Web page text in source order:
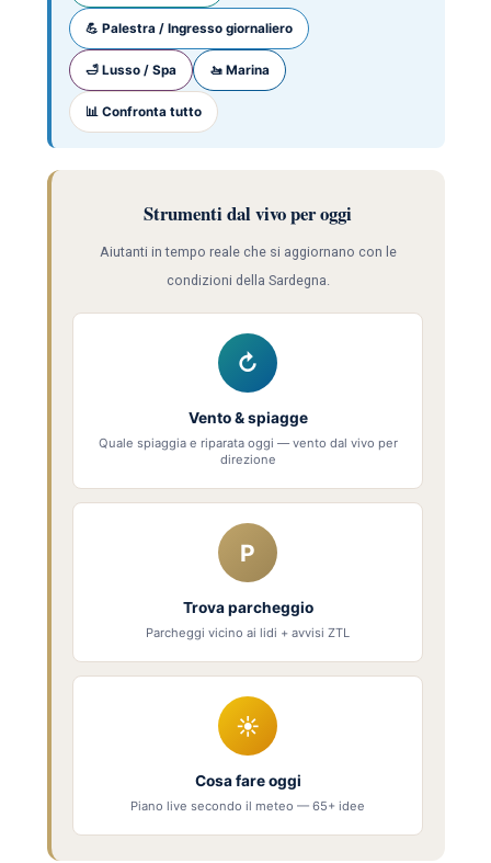
💪 Palestra / Ingresso giornaliero
🛁 Lusso / Spa 🚤 Marina
📊 Confronta tutto
Strumenti dal vivo per oggi
Aiutanti in tempo reale che si aggiornano con le
condizioni della Sardegna.
↻
Vento & spiagge
Quale spiaggia e riparata oggi — vento dal vivo per
direzione
P
Trova parcheggio
Parcheggi vicino ai lidi + avvisi ZTL
☀
Cosa fare oggi
Piano live secondo il meteo — 65+ idee